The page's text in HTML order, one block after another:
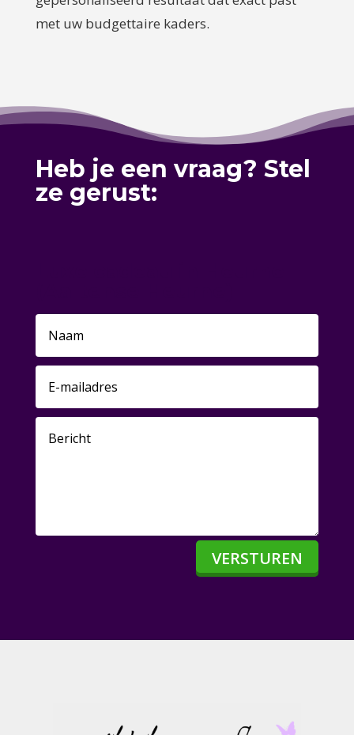
met uw budgettaire kaders.
Heb je een vraag? Stel
ze gerust:
VERSTUREN